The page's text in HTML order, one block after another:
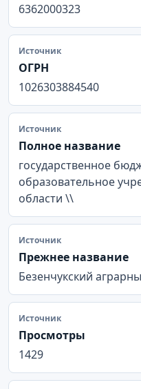
6362000323
Источник
ОГРН
1026303884540
Источник
Полное название
государственное
образовательное
области \\
Источник
Прежнее название
Безенчукский
Источник
Просмотры
1429